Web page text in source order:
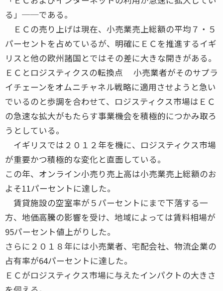
る」──である。
ＥＣの売り上げは現在、小売業売上総額の平均７・５
パーセントを占めているが、明確にＥＣを推進するイギ
リスと他の欧州諸国とではその差に大きな開きがある。
ＥＣとロジスティクスの転換点 小売業者がそのサプラ
イチェーンをオムニチャネル戦略に適用させようと急い
でいるのと歩調を合わせて、ロジスティクス市場はＥＣ
の急速な拡大がもたらす事業機会を積極的につかみ取ろ
うとしている。
イギリスでは２０１２年を機に、ロジスティクス市場
が重要かつ積極的な変化と直面している。
この年、オンライン小売り売上高は小売業売上総額のお
よそ11パーセントに達した。
賃貸施設の空室率が５パーセントにまで下落する一
方、地価高騰の影響を受け、地域によっては賃料相場が
95パーセント値上がりした。
さらに２０１８年には小売業者、宅配会社、物流企業の
占有率が64パーセントに達した。
ＥＣがロジスティクス市場に与えたインパクトの大きさ